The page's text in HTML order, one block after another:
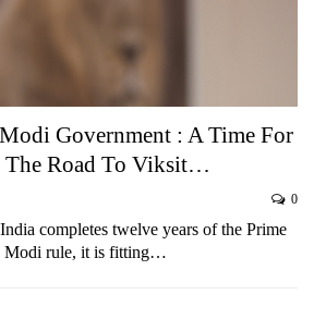
Government : A Time For
The Road To Viksit…
0
completes twelve years of the Prime
Modi rule, it is fitting…